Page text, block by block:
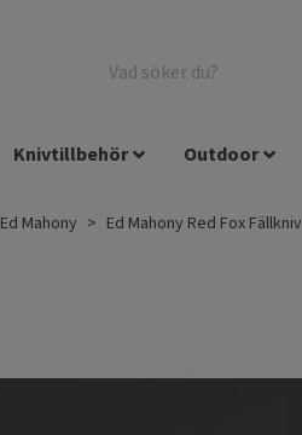
Knivtillbehör Outdoor
Ed Mahony Ed Mahony Red Fox Fällkniv